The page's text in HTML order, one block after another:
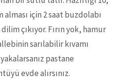
alması için 2 saat buzdolabı
çıkıyor. Fırın yok, hamur
sarılabilir kıvamı
pastane
evde alırsınız.